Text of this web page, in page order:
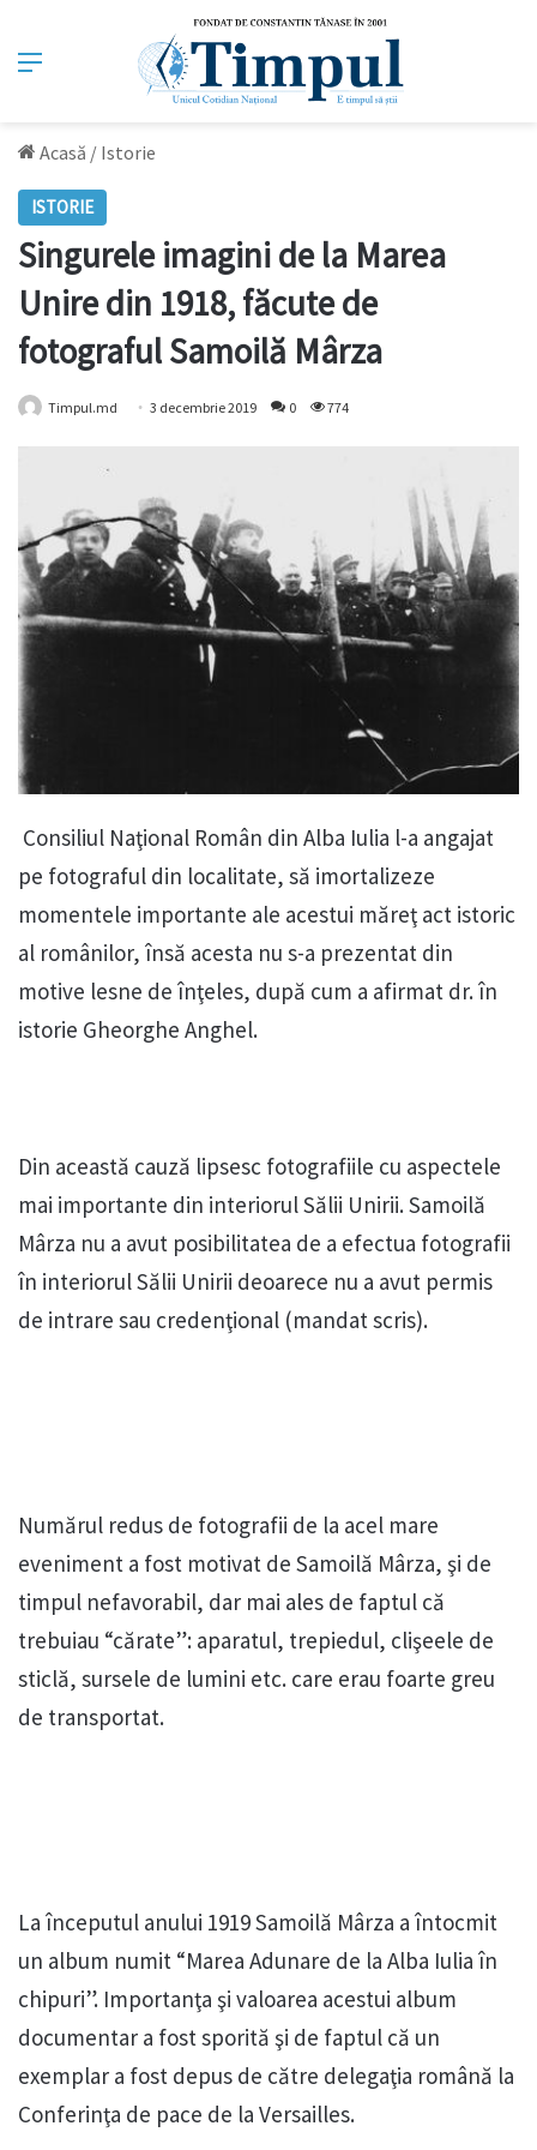
Meniu
Acasă / Istorie
ISTORIE
Singurele imagini de la Marea
Unire din 1918, făcute de
fotograful Samoilă Mârza
Timpul.md 3 decembrie 2019 0 774
Consiliul Naţional Român din Alba Iulia l-a angajat
pe fotograful din localitate, să imortalizeze
momentele importante ale acestui măreţ act istoric
al românilor, însă acesta nu s-a prezentat din
motive lesne de înţeles, după cum a afirmat dr. în
istorie Gheorghe Anghel.
Din această cauză lipsesc fotografiile cu aspectele
mai importante din interiorul Sălii Unirii. Samoilă
Mârza nu a avut posibilitatea de a efectua fotografii
în interiorul Sălii Unirii deoarece nu a avut permis
de intrare sau credenţional (mandat scris).
Numărul redus de fotografii de la acel mare
eveniment a fost motivat de Samoilă Mârza, şi de
timpul nefavorabil, dar mai ales de faptul că
trebuiau “cărate”: aparatul, trepiedul, clişeele de
sticlă, sursele de lumini etc. care erau foarte greu
de transportat.
La începutul anului 1919 Samoilă Mârza a întocmit
un album numit “Marea Adunare de la Alba Iulia în
chipuri”. Importanţa şi valoarea acestui album
documentar a fost sporită şi de faptul că un
exemplar a fost depus de către delegaţia română la
Conferinţa de pace de la Versailles.